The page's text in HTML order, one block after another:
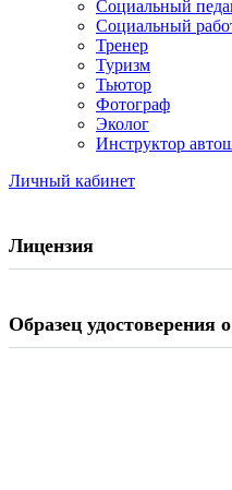
Социальный
Социальный
Тренер
Туризм
Тьютор
Фотограф
Эколог
Инструктор
Личный кабинет
Лицензия
Образец